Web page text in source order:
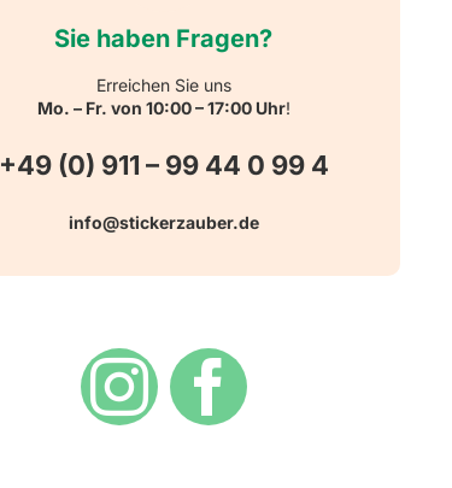
Sie haben Fragen?
Erreichen Sie uns
Mo. – Fr. von 10:00 – 17:00 Uhr!
+49 (0) 911 – 99 44 0 99 4
info@stickerzauber.de